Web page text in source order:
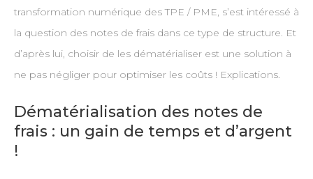
transformation numérique des TPE / PME, s’est intéressé à
la question des notes de frais dans ce type de structure. Et
d’après lui, choisir de les dématérialiser est une solution à
ne pas négliger pour optimiser les coûts ! Explications.
Dématérialisation des notes de
frais : un gain de temps et d’argent
!